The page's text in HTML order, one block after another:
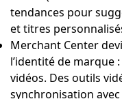
tendances pour
et titres
Merchant Center
l’identité de marque
vidéos. Des outils
synchronisation